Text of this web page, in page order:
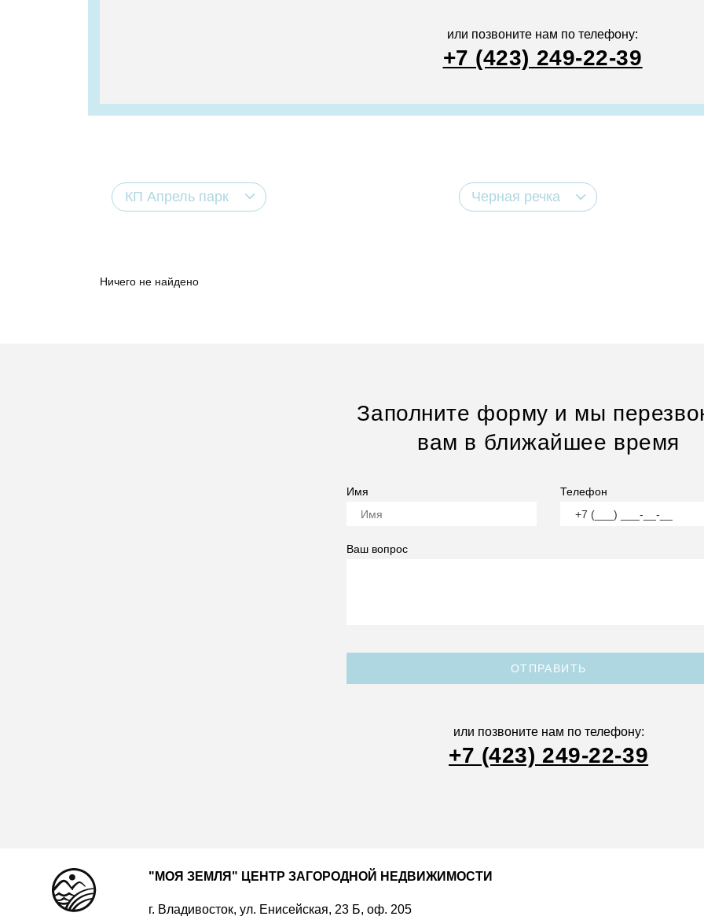
или позвоните нам по телефону:
+7 (423) 249-22-39
КП Апрель парк Черная речка
Ничего не найдено
Заполните форму и мы
вам в ближайшее время
Имя Телефон
Ваш вопрос
ОТПРАВИТЬ
или позвоните нам по телефону:
+7 (423) 249-22-39
"МОЯ ЗЕМЛЯ" ЦЕНТР ЗАГОРОДНОЙ НЕДВИЖИМОСТИ
г. Владивосток, ул. Енисейская, 23 Б, оф. 205